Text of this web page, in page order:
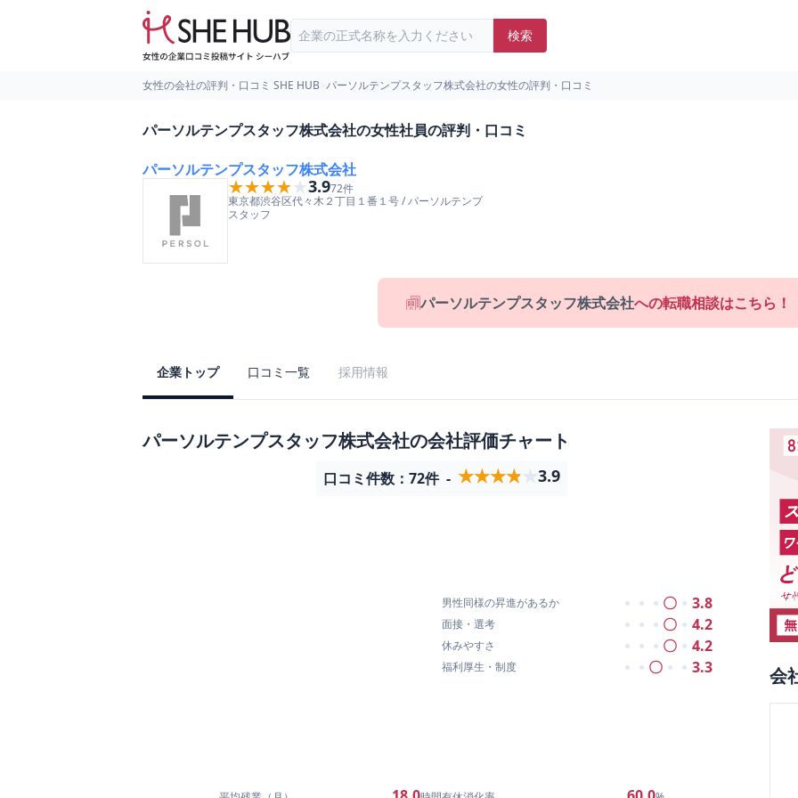
検索
女性の会社の評判・口コミ SHE HUB パーソルテンプスタッフ株式会社の女性の評判・口コミ
パーソルテンプスタッフ株式会社の女性社員の評判・口コミ
パーソルテンプスタッフ株式会社
★★★★★
★★★★★3.972件
東京都渋谷区代々木２丁目１番１号/パーソルテンプ
スタッフ
パーソルテンプスタッフ株式会社への転職相談はこちら！
企業トップ 口コミ一覧 採用情報
パーソルテンプスタッフ株式会社の会社評価チャート
口コミ件数： 72件 - ★★★★★
★★★★★ 3.9
男性同様の昇進があるか ● ● ● 〇 ● 3.8
面接・選考 ● ● ● 〇 ● 4.2
休みやすさ ● ● ● 〇 ● 4.2
福利厚生・制度 ● ● 〇 ● ● 3.3 会